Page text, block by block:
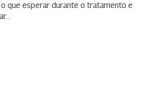
o que esperar durante o tratamento e